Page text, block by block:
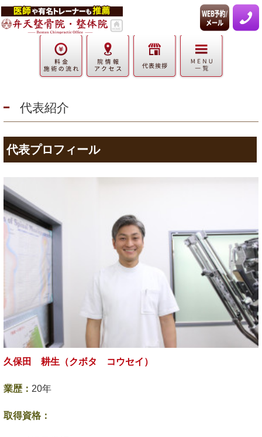
代表紹介
代表プロフィール
久保田 耕生（クボタ コウセイ）
業歴： 20年
取得資格：